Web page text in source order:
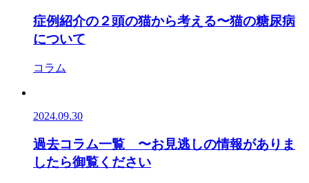
症例紹介の２頭の猫から考える〜猫の糖尿病
について
コラム
2024.09.30
過去コラム一覧 〜お見逃しの情報がありま
したら御覧ください